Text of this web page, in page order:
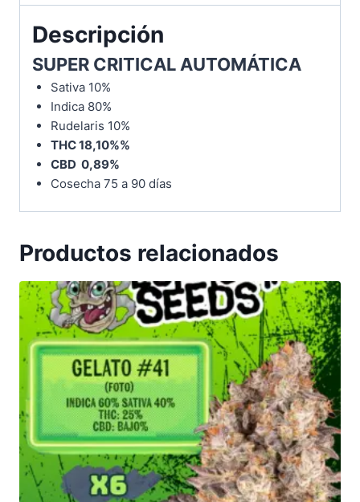
Descripción
SUPER CRITICAL AUTOMÁTICA
Sativa 10%
Indica 80%
Rudelaris 10%
THC 18,10%%
CBD 0,89%
Cosecha 75 a 90 días
Productos relacionados